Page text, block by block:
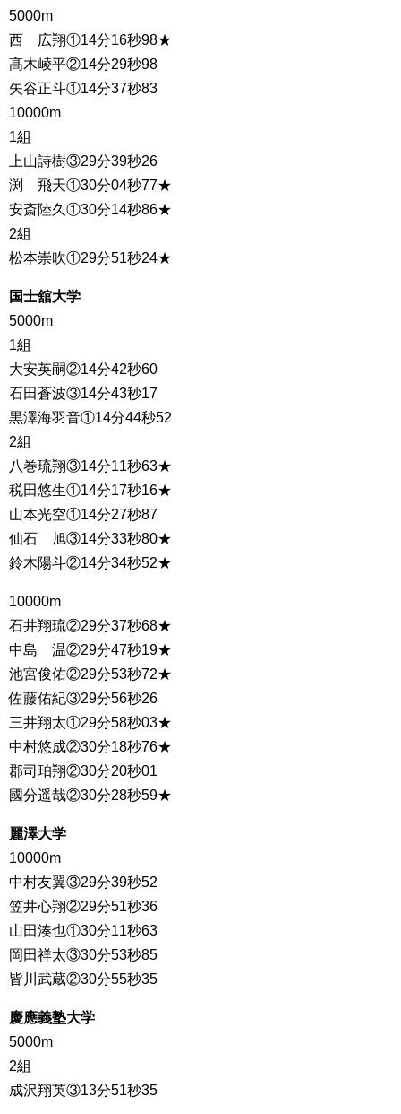
5000m
西 広翔①14分16秒98★
髙木崚平②14分29秒98
矢谷正斗①14分37秒83
10000m
1組
上山詩樹③29分39秒26
渕 飛天①30分04秒77★
安斎陸久①30分14秒86★
2組
松本崇吹①29分51秒24★
国士舘大学
5000m
1組
大安英嗣②14分42秒60
石田蒼波③14分43秒17
黒澤海羽音①14分44秒52
2組
八巻琉翔③14分11秒63★
税田悠生①14分17秒16★
山本光空①14分27秒87
仙石 旭③14分33秒80★
鈴木陽斗②14分34秒52★
10000m
石井翔琉②29分37秒68★
中島 温②29分47秒19★
池宮俊佑②29分53秒72★
佐藤佑紀③29分56秒26
三井翔太①29分58秒03★
中村悠成②30分18秒76★
郡司珀翔②30分20秒01
國分遥哉②30分28秒59★
麗澤大学
10000m
中村友翼③29分39秒52
笠井心翔②29分51秒36
山田湊也①30分11秒63
岡田祥太③30分53秒85
皆川武蔵②30分55秒35
慶應義塾大学
5000m
2組
成沢翔英③13分51秒35